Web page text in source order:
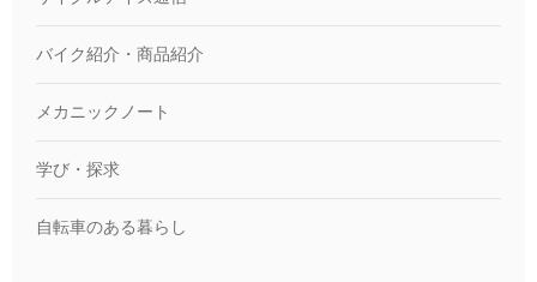
バイク紹介・商品紹介
メカニックノート
学び・探求
自転車のある暮らし